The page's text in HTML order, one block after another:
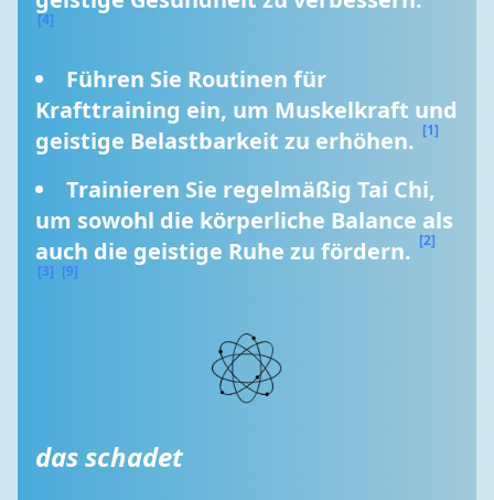
[4]
Führen Sie Routinen für
Krafttraining ein, um Muskelkraft und
geistige Belastbarkeit zu erhöhen. [1]
Trainieren Sie regelmäßig Tai Chi,
um sowohl die körperliche Balance als
auch die geistige Ruhe zu fördern. [2]
[3] [9]
das schadet